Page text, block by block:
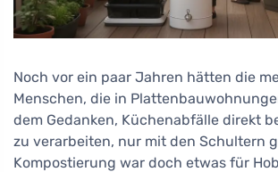
Noch vor ein paar Jahren hätten die
Menschen, die in
dem Gedanken, Küchenabfälle direkt
zu verarbeiten, nur mit den Schultern
Kompostierung war doch etwas für